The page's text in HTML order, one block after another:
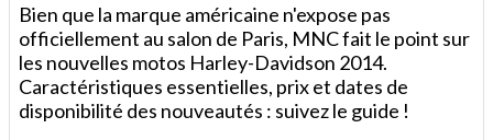
Bien que la marque américaine n'expose pas
officiellement au salon de Paris, MNC fait le point sur
les nouvelles motos Harley-Davidson 2014.
Caractéristiques essentielles, prix et dates de
disponibilité des nouveautés : suivez le guide !